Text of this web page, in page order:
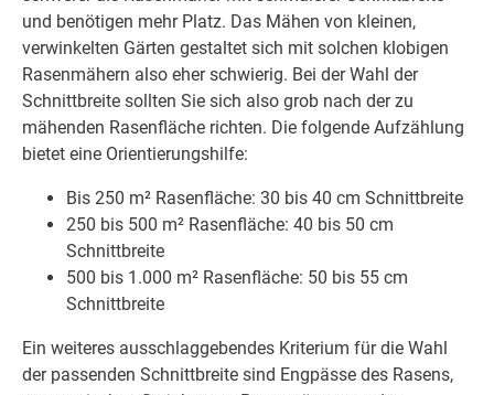
und benötigen mehr Platz. Das Mähen von kleinen,
verwinkelten Gärten gestaltet sich mit solchen klobigen
Rasenmähern also eher schwierig. Bei der Wahl der
Schnittbreite sollten Sie sich also grob nach der zu
mähenden Rasenfläche richten. Die folgende Aufzählung
bietet eine Orientierungshilfe:
Bis 250 m² Rasenfläche: 30 bis 40 cm Schnittbreite
250 bis 500 m² Rasenfläche: 40 bis 50 cm
Schnittbreite
500 bis 1.000 m² Rasenfläche: 50 bis 55 cm
Schnittbreite
Ein weiteres ausschlaggebendes Kriterium für die Wahl
der passenden Schnittbreite sind Engpässe des Rasens,